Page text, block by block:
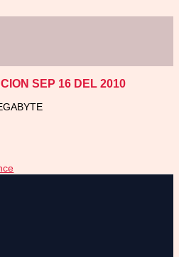
SEP 16 DEL 2010